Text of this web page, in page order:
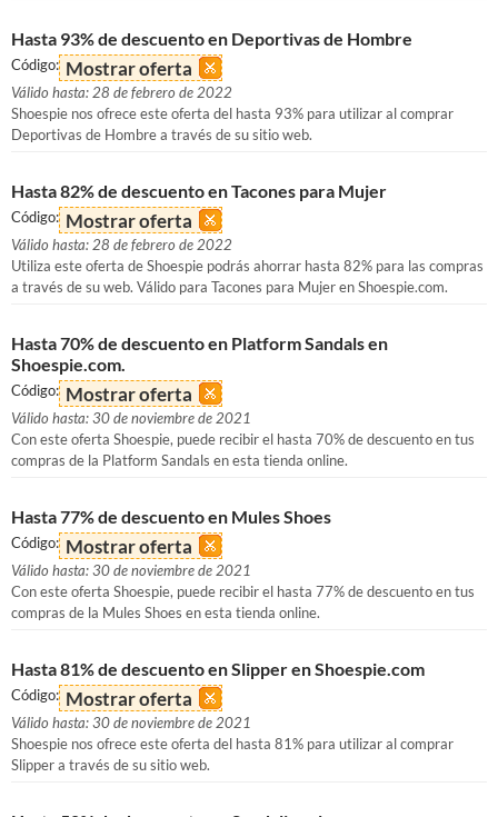
Hasta 93% de descuento en Deportivas de Hombre
Código: Mostrar oferta
Válido hasta: 28 de febrero de 2022
Shoespie nos ofrece este oferta del hasta 93% para utilizar al comprar
Deportivas de Hombre a través de su sitio web.
Hasta 82% de descuento en Tacones para Mujer
Código: Mostrar oferta
Válido hasta: 28 de febrero de 2022
Utiliza este oferta de Shoespie podrás ahorrar hasta 82% para las compras
a través de su web. Válido para Tacones para Mujer en Shoespie.com.
Hasta 70% de descuento en Platform Sandals en
Shoespie.com.
Código: Mostrar oferta
Válido hasta: 30 de noviembre de 2021
Con este oferta Shoespie, puede recibir el hasta 70% de descuento en tus
compras de la Platform Sandals en esta tienda online.
Hasta 77% de descuento en Mules Shoes
Código: Mostrar oferta
Válido hasta: 30 de noviembre de 2021
Con este oferta Shoespie, puede recibir el hasta 77% de descuento en tus
compras de la Mules Shoes en esta tienda online.
Hasta 81% de descuento en Slipper en Shoespie.com
Código: Mostrar oferta
Válido hasta: 30 de noviembre de 2021
Shoespie nos ofrece este oferta del hasta 81% para utilizar al comprar
Slipper a través de su sitio web.